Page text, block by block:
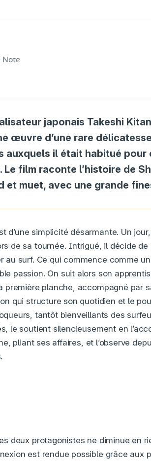
Note
japonais Takeshi
œuvre d’une rare
auxquels il était habitué pour
film raconte l’histoire de
et muet, avec une grande
d’une simplicité désarmante. Un
de sa tournée. Intrigué, il décide de
au surf. Ce qui commence comme
passion. On suit alors son
première planche, accompagné par
qui structure son quotidien et le
tantôt bienveillants des
le soutient silencieusement en
pliant ses affaires, et l’observe
deux protagonistes ne diminue en
est rendue possible grâce aux